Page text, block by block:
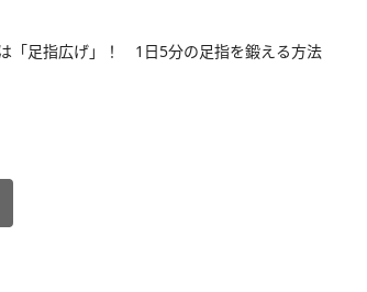
「足指広げ」！ 1日5分の足指を鍛える方法